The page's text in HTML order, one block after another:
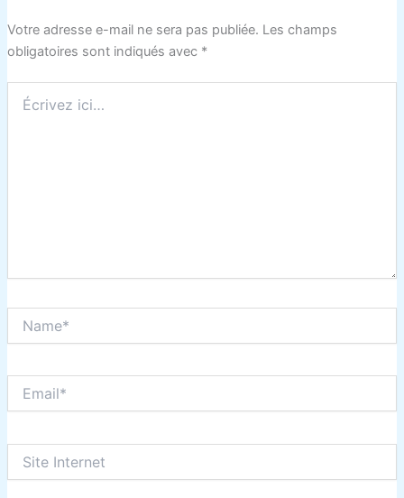
Votre adresse e-mail ne sera pas publiée. Les champs
obligatoires sont indiqués avec *
ici…
Internet